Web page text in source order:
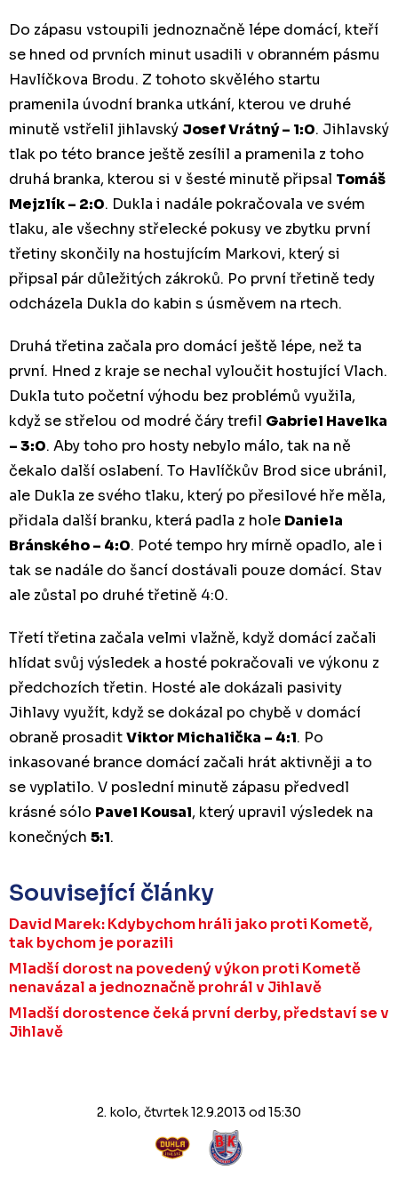
Do zápasu vstoupili jednoznačně lépe domácí, kteří
se hned od prvních minut usadili v obranném pásmu
Havlíčkova Brodu. Z tohoto skvělého startu
pramenila úvodní branka utkání, kterou ve druhé
minutě vstřelil jihlavský Josef Vrátný – 1:0. Jihlavský
tlak po této brance ještě zesílil a pramenila z toho
druhá branka, kterou si v šesté minutě připsal Tomáš
Mejzlík – 2:0. Dukla i nadále pokračovala ve svém
tlaku, ale všechny střelecké pokusy ve zbytku první
třetiny skončily na hostujícím Markovi, který si
připsal pár důležitých zákroků. Po první třetině tedy
odcházela Dukla do kabin s úsměvem na rtech.
Druhá třetina začala pro domácí ještě lépe, než ta
první. Hned z kraje se nechal vyloučit hostující Vlach.
Dukla tuto početní výhodu bez problémů využila,
když se střelou od modré čáry trefil Gabriel Havelka
– 3:0. Aby toho pro hosty nebylo málo, tak na ně
čekalo další oslabení. To Havlíčkův Brod sice ubránil,
ale Dukla ze svého tlaku, který po přesilové hře měla,
přidala další branku, která padla z hole Daniela
Bránského – 4:0. Poté tempo hry mírně opadlo, ale i
tak se nadále do šancí dostávali pouze domácí. Stav
ale zůstal po druhé třetině 4:0.
Třetí třetina začala velmi vlažně, když domácí začali
hlídat svůj výsledek a hosté pokračovali ve výkonu z
předchozích třetin. Hosté ale dokázali pasivity
Jihlavy využít, když se dokázal po chybě v domácí
obraně prosaditViktor Michalička – 4:1. Po
inkasované brance domácí začali hrát aktivněji a to
se vyplatilo. V poslední minutě zápasu předvedl
krásné sólo Pavel Kousal, který upravil výsledek na
konečných 5:1.
Související články
David Marek: Kdybychom hráli jako proti Kometě,
tak bychom je porazili
Mladší dorost na povedený výkon proti Kometě
nenavázal a jednoznačně prohrál v Jihlavě
Mladší dorostence čeká první derby, představí se v
Jihlavě
2. kolo, čtvrtek 12.9.2013 od 15:30